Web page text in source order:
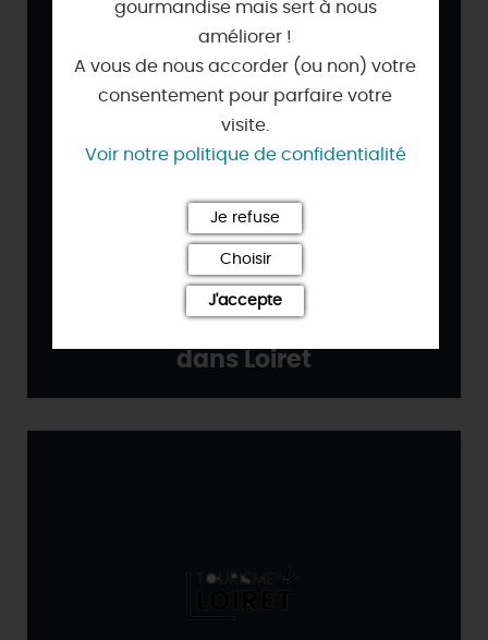
dans Loiret
gourmandise mais sert à nous
améliorer !
A vous de nous accorder (ou non) votre
consentement pour parfaire votre
visite.
Voir notre politique de confidentialité
Je refuse
Choisir
J'accepte